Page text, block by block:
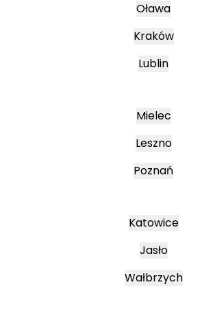
Oława
Kraków
Lublin
Mielec
Leszno
Poznań
Katowice
Jasło
Wałbrzych